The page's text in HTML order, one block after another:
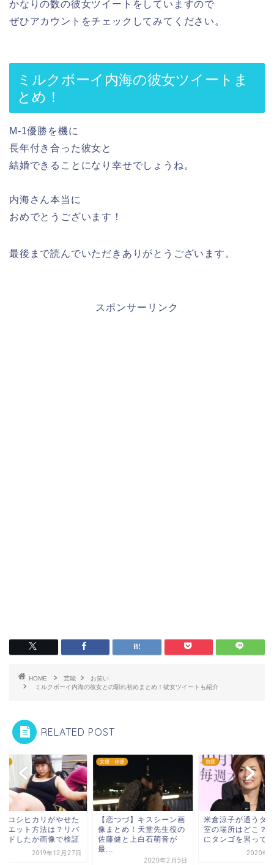
かなりの数の彼女ツイートをしていますので
ぜひアカウントをチェックしてみてください。
ミルクボーイ内海の彼女ツイートま
とめ！
M-1優勝を機に
長年付き合った彼女と
結婚できることになり幸せでしょうね。
内海さん本当に
おめでとうございます！
最後まで読んでいただきありがとうございます。
スポンサーリンク
HOME 芸能
お笑い
ミルクボーイ内海の彼女との馴れ初めまとめ！彼女ツイートも紹介
RELATED POST
コシヒカリがやせた
エット方法は？リバ
ドしたか画像で検証
2019年12月27日
女優・俳優
【恋つづ】キスシーン画
像まとめ！天堂先生役の
佐藤健と上白石萌音が
最...
2020年2月5日
熱愛
米倉涼子が通うダン
室の場所はどこ？新
にタンゴを習ってい
2020年1